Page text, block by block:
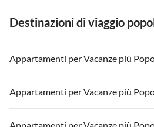
Destinazioni di viaggio
Appartamenti per Vacanze più
Appartamenti per Vacanze in Italia
Appartamenti per Vacanze in Liguria
Appartamenti per Vacanze più
Appartamenti per Vacanze in Italia